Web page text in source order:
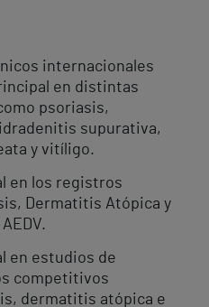
internacionales
en distintas
psoriasis,
supurativa,
y vitíligo.
en los registros
Dermatitis Atópica y
en estudios de
competitivos
dermatitis atópica e